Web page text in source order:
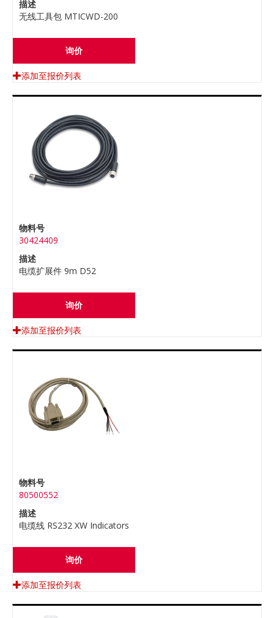
描述
无线工具包 MTICWD-200
询价
添加至报价列表
物料号
30424409
描述
电缆扩展件 9m D52
询价
添加至报价列表
物料号
80500552
描述
电缆线 RS232 XW Indicators
询价
添加至报价列表